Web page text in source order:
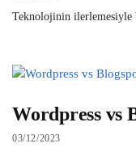
Teknolojinin ilerlemesiyle
Wordpress vs
03/12/2023